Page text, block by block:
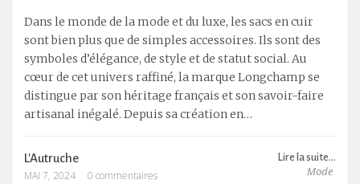
Dans le monde de la mode et du luxe, les sacs en cuir
sont bien plus que de simples accessoires. Ils sont des
symboles d’élégance, de style et de statut social. Au
cœur de cet univers raffiné, la marque Longchamp se
distingue par son héritage français et son savoir-faire
artisanal inégalé. Depuis sa création en…
Lire la suite...
Mode
L'Autruche
MAI 7, 2024
0 commentaires